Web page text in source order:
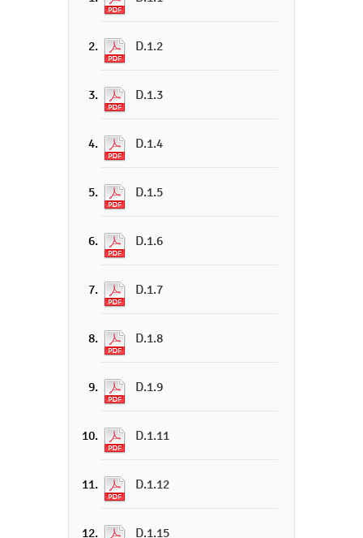
D.1.2
D.1.3
D.1.4
D.1.5
D.1.6
D.1.7
D.1.8
D.1.9
D.1.11
D.1.12
D.1.15